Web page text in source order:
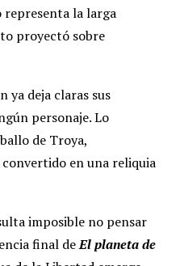
representa la larga
proyectó sobre
ya deja claras sus
personaje. Lo
de Troya,
en una reliquia
imposible no pensar
final deEl planeta de